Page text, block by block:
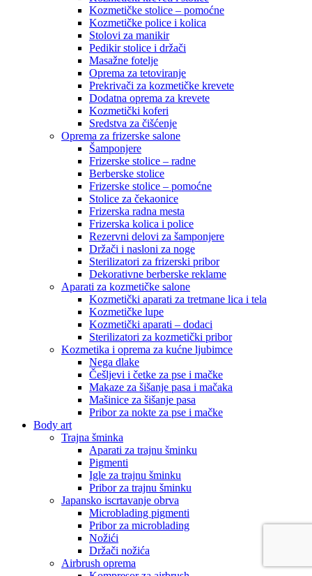
Kozmetičke stolice – pomoćne
Kozmetičke police i kolica
Stolovi za manikir
Pedikir stolice i držači
Masažne fotelje
Oprema za tetoviranje
Prekrivači za kozmetičke krevete
Dodatna oprema za krevete
Kozmetički koferi
Sredstva za čišćenje
Oprema za frizerske salone
Šamponjere
Frizerske stolice – radne
Berberske stolice
Frizerske stolice – pomoćne
Stolice za čekaonice
Frizerska radna mesta
Frizerska kolica i police
Rezervni delovi za šamponjere
Držači i nasloni za noge
Sterilizatori za frizerski pribor
Dekorativne berberske reklame
Aparati za kozmetičke salone
Kozmetički aparati za tretmane lica i tela
Kozmetičke lupe
Kozmetički aparati – dodaci
Sterilizatori za kozmetički pribor
Kozmetika i oprema za kućne ljubimce
Nega dlake
Češljevi i četke za pse i mačke
Makaze za šišanje pasa i mačaka
Mašinice za šišanje pasa
Pribor za nokte za pse i mačke
Body art
Trajna šminka
Aparati za trajnu šminku
Pigmenti
Igle za trajnu šminku
Pribor za trajnu šminku
Japansko iscrtavanje obrva
Microblading pigmenti
Pribor za microblading
Nožići
Držači nožića
Airbrush oprema